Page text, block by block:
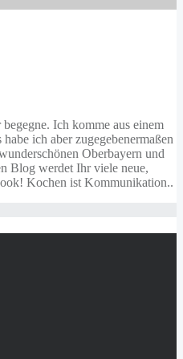
Ich komme aus einem
ich aber zugegebenermaßen
Oberbayern und
Blog werdet Ihr viele neue,
Kochen ist Kommunikation..